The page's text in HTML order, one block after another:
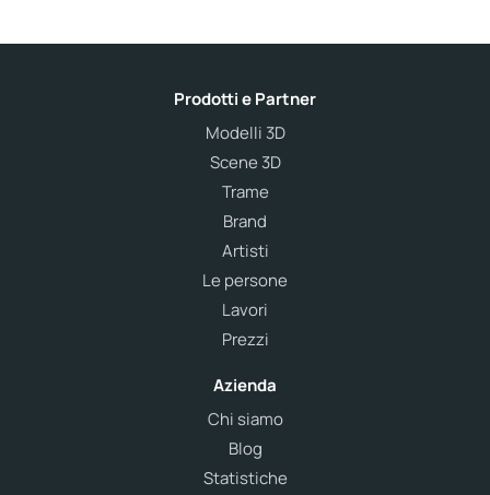
Prodotti e Partner
Modelli 3D
Scene 3D
Trame
Brand
Artisti
Le persone
Lavori
Prezzi
Azienda
Chi siamo
Blog
Statistiche